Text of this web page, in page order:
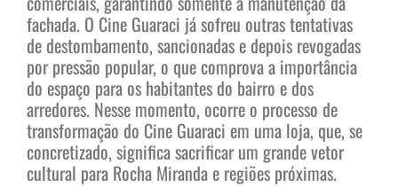
fachada. O Cine Guaraci já sofreu outras tentativas
de destombamento, sancionadas e depois revogadas
por pressão popular, o que comprova a importância
do espaço para os habitantes do bairro e dos
arredores. Nesse momento, ocorre o processo de
transformação do Cine Guaraci em uma loja, que, se
concretizado, significa sacrificar um grande vetor
cultural para Rocha Miranda e regiões próximas.